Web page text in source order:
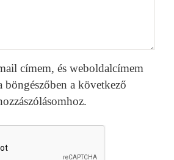
címem, és weboldalcímem
böngészőben a következő